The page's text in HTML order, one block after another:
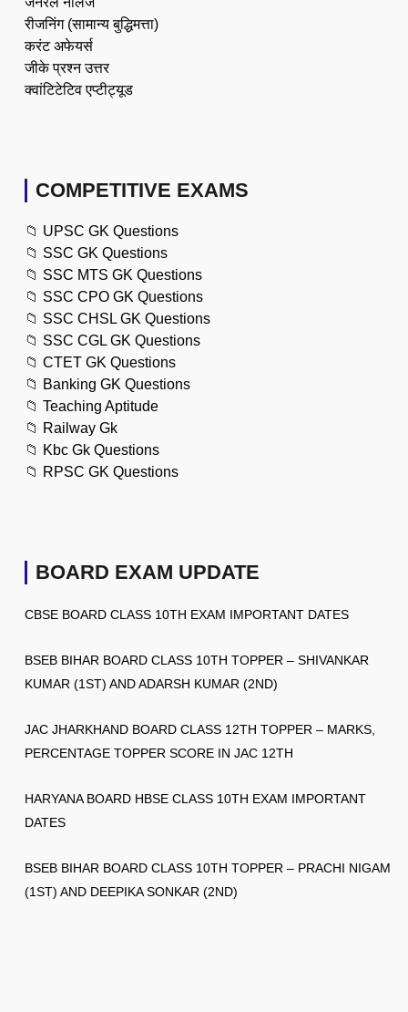
रीजनिंग (सामान्य बुद्धिमत्ता)
करंट अफेयर्स
जीके प्रश्न उत्तर
क्वांटिटेटिव एप्टीट्यूड
COMPETITIVE EXAMS
📁 UPSC GK Questions
📁 SSC GK Questions
📁 SSC MTS GK Questions
📁 SSC CPO GK Questions
📁 SSC CHSL GK Questions
📁 SSC CGL GK Questions
📁 CTET GK Questions
📁 Banking GK Questions
📁 Teaching Aptitude
📁 Railway Gk
📁 Kbc Gk Questions
📁 RPSC GK Questions
BOARD EXAM UPDATE
CBSE BOARD CLASS 10TH EXAM IMPORTANT DATES
BSEB BIHAR BOARD CLASS 10TH TOPPER – SHIVANKAR
KUMAR (1ST) AND ADARSH KUMAR (2ND)
JAC JHARKHAND BOARD CLASS 12TH TOPPER – MARKS,
PERCENTAGE TOPPER SCORE IN JAC 12TH
HARYANA BOARD HBSE CLASS 10TH EXAM IMPORTANT
DATES
BSEB BIHAR BOARD CLASS 10TH TOPPER – PRACHI NIGAM
(1ST) AND DEEPIKA SONKAR (2ND)